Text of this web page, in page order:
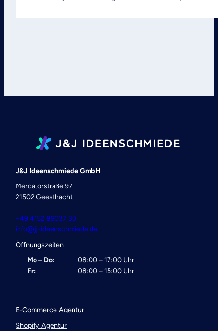
J&J Ideenschmiede GmbH
Mercatorstraße 97
21502 Geesthacht
+49 4152 89037 30
info@jj-ideenschmiede.de
Öffnungszeiten
Mo – Do:
Fr:
08:00 – 17:00 Uhr
08:00 – 15:00 Uhr
E-Commerce Agentur
Shopify Agentur